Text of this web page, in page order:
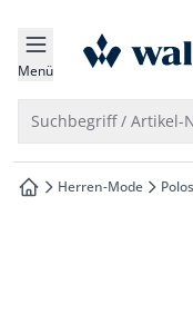
springen
springen
springen
springen
Menü
Suchbegriff / Artikel-
zur Startseite
Herren-Mode